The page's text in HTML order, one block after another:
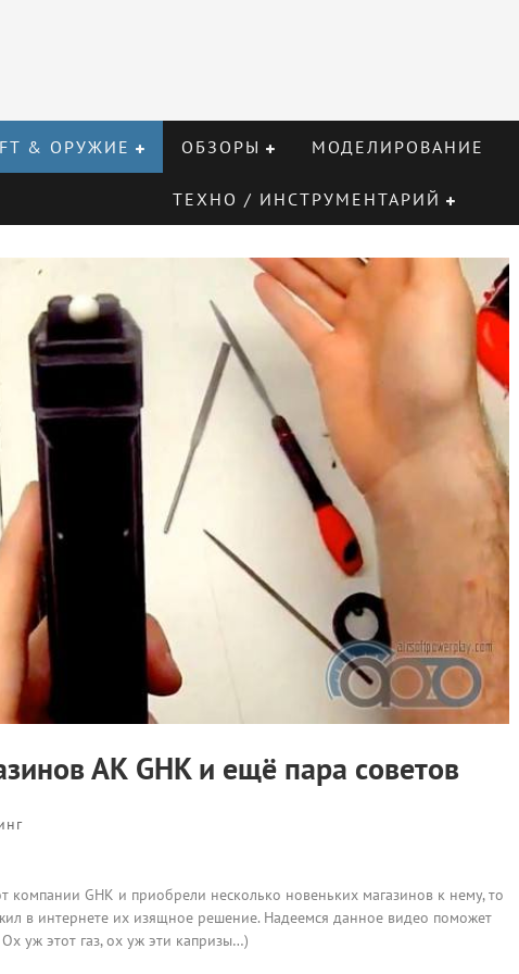
& ОРУЖИЕ ОБЗОРЫ МОДЕЛИРОВАНИЕ
ТЕХНО / ИНСТРУМЕНТАРИЙ
АК GHK и ещё пара советов
компании GHK и приобрели несколько новеньких магазинов к нему, то
в интернете их изящное решение. Надеемся данное видео поможет
уж этот газ, ох уж эти капризы…)